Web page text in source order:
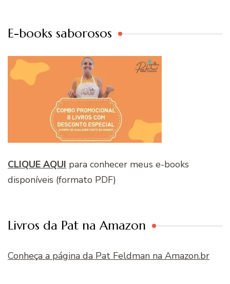
E-books saborosos
CLIQUE AQUI para conhecer meus e-books
disponíveis (formato PDF)
Livros da Pat na Amazon
Conheça a página da Pat Feldman na Amazon.br